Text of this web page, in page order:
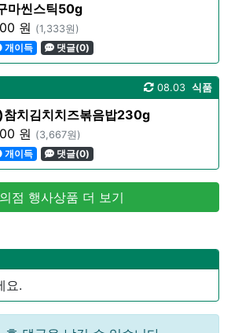
마씬스틱50g
원 (1,333원)
개이득 댓글(0)
식품
08.03
참치김치치즈볶음밥230g
원 (3,667원)
개이득 댓글(0)
점 행사상품 더 보기
요.